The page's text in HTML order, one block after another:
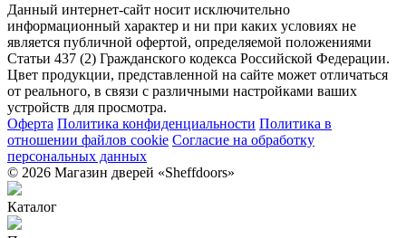
Данный интернет-сайт носит исключительно
информационный характер и ни при каких условиях не
является публичной офертой, определяемой положениями
Статьи 437 (2) Гражданского кодекса Российской Федерации.
Цвет продукции, представленной на сайте может отличаться
от реального, в связи с различными настройками ваших
устройств для просмотра.
Оферта Политика конфиденциальности Политика в
отношении файлов cookie Согласие на обработку
персональных данных
© 2026 Магазин дверей «Sheffdoors»
Каталог